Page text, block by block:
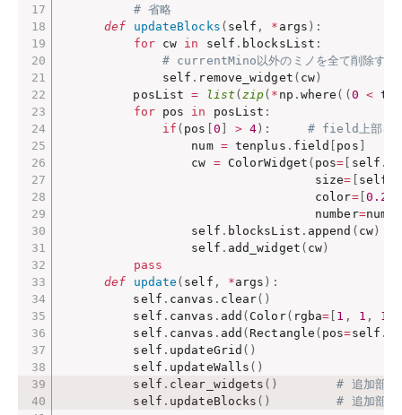
# 省略
def
updateBlocks ( self , * args ) :
for cw in self . blocksList :
# currentMino以外のミノを全て削除する
              self
. remove_widget ( cw )
          posList
= list ( zip( * np . where ( ( 0 <
for pos in posList :
if ( pos 0 > 4 ) :
# field上部を表
                  num
= tenplus . field pos
                  cw
= ColorWidget ( pos= self .
                                   size
= self
                                   color
=[ 0.23
                                   number
=num
                  self
. blocksList . append ( cw)
                  self
. add_widget ( cw )
pass
def
update ( self , *args ) :
          self
. canvas . clear( )
          self
. canvas . add ( Color( rgba= 1 , 1 , 1
          self
. canvas . add ( Rectangle ( pos=self .
          self
. updateGrid ( )
          self
. updateWalls ( )
          self
. clear_widgets ( )
# 追加部
          self
. updateBlocks ( ) # 追加部